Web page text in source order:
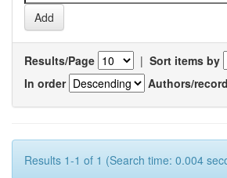
Results/Page | Sort items by
In order
Authors/record
Results 1-1 of 1 (Search time: 0.004